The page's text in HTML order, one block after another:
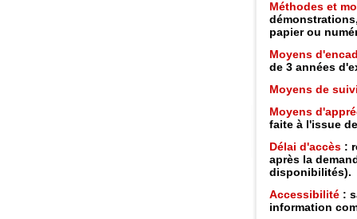
Méthodes et
papier ou
Moyens
de 3 années
Moyens de
Moyens
faite à l'issue
Délai d'accès :
après la
disponibilités).
Accessibilité :
information